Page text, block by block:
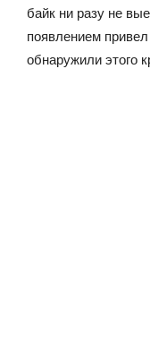
байк ни разу не
появлением
обнаружили этого